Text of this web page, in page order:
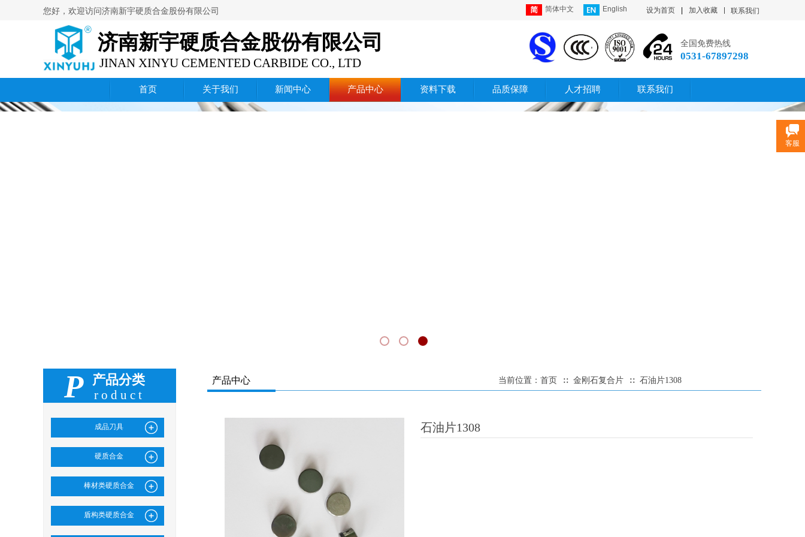
设为首页 加入收藏
您好，欢迎访问济南新宇硬质合金股份有限公司 联系我们
简体中文 English
全国免费热线
0531-67897298
济南新宇硬质合金股份有限公司
JINAN XINYU CEMENTED CARBIDE CO., LTD
®
首页 关于我们 新闻中心 产品中心 资料下载 品质保障 人才招聘 联系我们
P 产品分类 产品中心 当前位置： 首页 ∷ 金刚石复合片 ∷ 石油片1308
roduct
石油片1308
成品刀具
硬质合金
棒材类硬质合金
盾构类硬质合金
客服